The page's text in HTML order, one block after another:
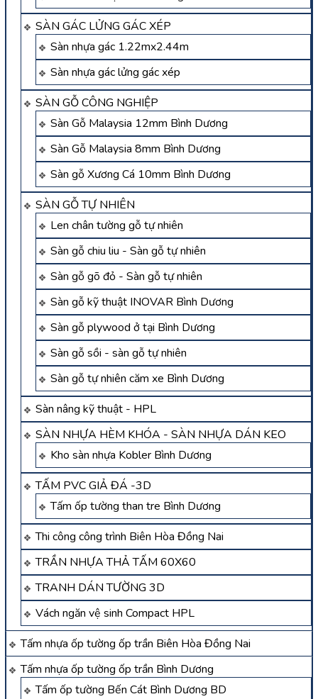
SÀN GÁC LỬNG GÁC XÉP
Sàn nhựa gác 1.22mx2.44m
Sàn nhựa gác lửng gác xép
SÀN GỖ CÔNG NGHIỆP
Sàn Gỗ Malaysia 12mm Bình Dương
Sàn Gỗ Malaysia 8mm Bình Dương
Sàn gỗ Xương Cá 10mm Bình Dương
SÀN GỖ TỰ NHIÊN
Len chân tường gỗ tự nhiên
Sàn gỗ chiu liu - Sàn gỗ tự nhiên
Sàn gỗ gõ đỏ - Sàn gỗ tự nhiên
Sàn gỗ kỹ thuật INOVAR Bình Dương
Sàn gỗ plywood ở tại Bình Dương
Sàn gỗ sồi - sàn gỗ tự nhiên
Sàn gỗ tự nhiên căm xe Bình Dương
Sàn nâng kỹ thuật - HPL
SÀN NHỰA HÈM KHÓA - SÀN NHỰA DÁN KEO
Kho sàn nhựa Kobler Bình Dương
TẤM PVC GIẢ ĐÁ -3D
Tấm ốp tường than tre Bình Dương
Thi công công trình Biên Hòa Đồng Nai
TRẦN NHỰA THẢ TẤM 60X60
TRANH DÁN TƯỜNG 3D
Vách ngăn vệ sinh Compact HPL
Tấm nhựa ốp tường ốp trần Biên Hòa Đồng Nai
Tấm nhựa ốp tường ốp trần Bình Dương
Tấm ốp tường Bến Cát Bình Dương BD